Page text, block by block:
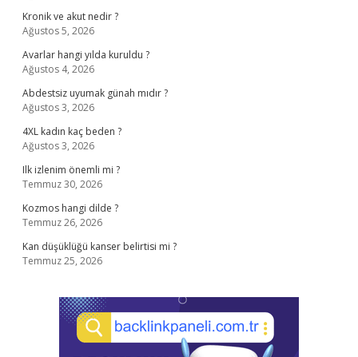
Kronik ve akut nedir ?
Ağustos 5, 2026
Avarlar hangi yılda kuruldu ?
Ağustos 4, 2026
Abdestsiz uyumak günah mıdır ?
Ağustos 3, 2026
4XL kadın kaç beden ?
Ağustos 3, 2026
Ilk izlenim önemli mi ?
Temmuz 30, 2026
Kozmos hangi dilde ?
Temmuz 26, 2026
Kan düşüklüğü kanser belirtisi mi ?
Temmuz 25, 2026